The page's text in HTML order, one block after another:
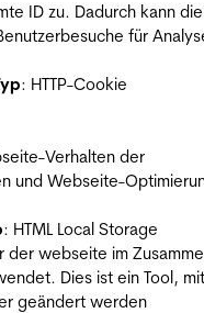
ID zu. Dadurch kann die
für
: HTTP-Cookie
Verhalten der
und Webseite-
: HTML Local Storage
webseite im
Dies ist ein Tool,
geändert werden